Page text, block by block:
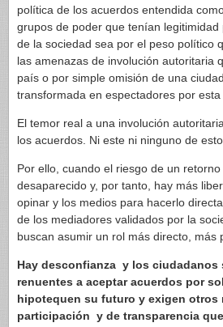
política de los acuerdos entendida
grupos de poder que tenían
de la sociedad sea por el peso político
las amenazas de involución autoritaria
país o por simple omisión de una
transformada en espectadores por esta
El temor real a una involución
los acuerdos. Ni este ni ninguno de
Por ello, cuando el riesgo de un
desaparecido y, por tanto, hay más
opinar y los medios para hacerlo
de los mediadores validados por la
buscan asumir un rol más directo, más
Hay desconfianza y los ciudadanos
renuentes a aceptar acuerdos por
hipotequen su futuro y exigen otros
participación y de transparencia